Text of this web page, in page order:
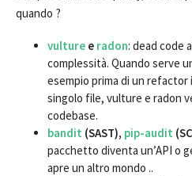
quando ?
vulture e radon: dead code
complessità. Quando serve
esempio prima di un
singolo file, vulture e radon
codebase.
bandit (SAST), pip-audit
pacchetto diventa un’API o
apre un altro mondo ..